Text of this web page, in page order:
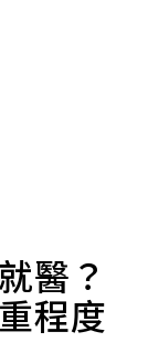
醫？
程度